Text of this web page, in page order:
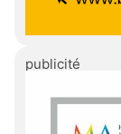
publicité